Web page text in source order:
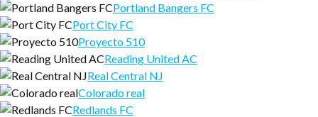
Portland Bangers FC
Port City FC
Proyecto 510
Reading United AC
Real Central NJ
Colorado real
Redlands FC